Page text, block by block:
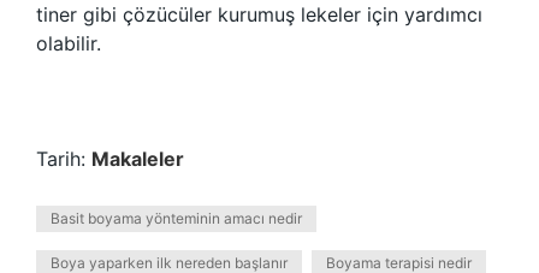
tiner gibi çözücüler kurumuş lekeler için yardımcı
olabilir.
Tarih: Makaleler
Basit boyama yönteminin amacı nedir
Boya yaparken ilk nereden başlanır Boyama terapisi nedir